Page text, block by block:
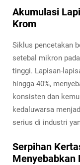
Akumulasi
Krom
Siklus pencetakan
setebal mikron
tinggi. Lapisan-
hingga 40%,
konsisten dan
kedaluwarsa
serius di industri
Serpihan
Menyebabkan